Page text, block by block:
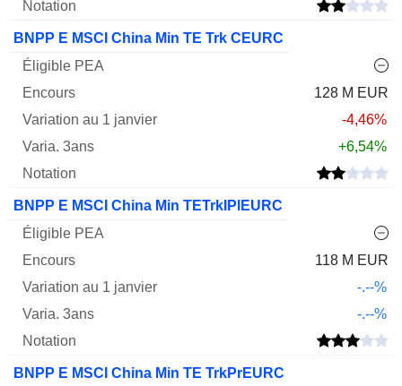
BNPP E MSCI China Min TE Trk CEURC
128 M EUR
-4,46%
+6,54%
BNPP E MSCI China Min TETrkIPlEURC
118 M EUR
-.--%
-.--%
BNPP E MSCI China Min TE TrkPrEURC